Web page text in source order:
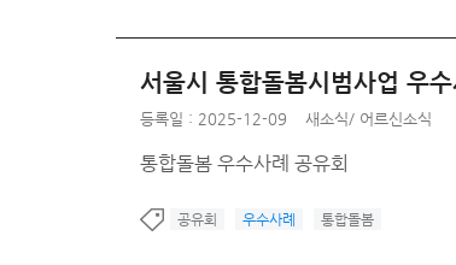
서울시 통합돌봄시범사업 우수
등록일 : 2025-12-09 새소식/ 어르신소식
통합돌봄 우수사례 공유회
공유회 우수사례 통합돌봄